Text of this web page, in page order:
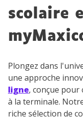
scolaire
Plongez dans
une approche
ligne, conçue pour
à la terminale.
riche sélection de